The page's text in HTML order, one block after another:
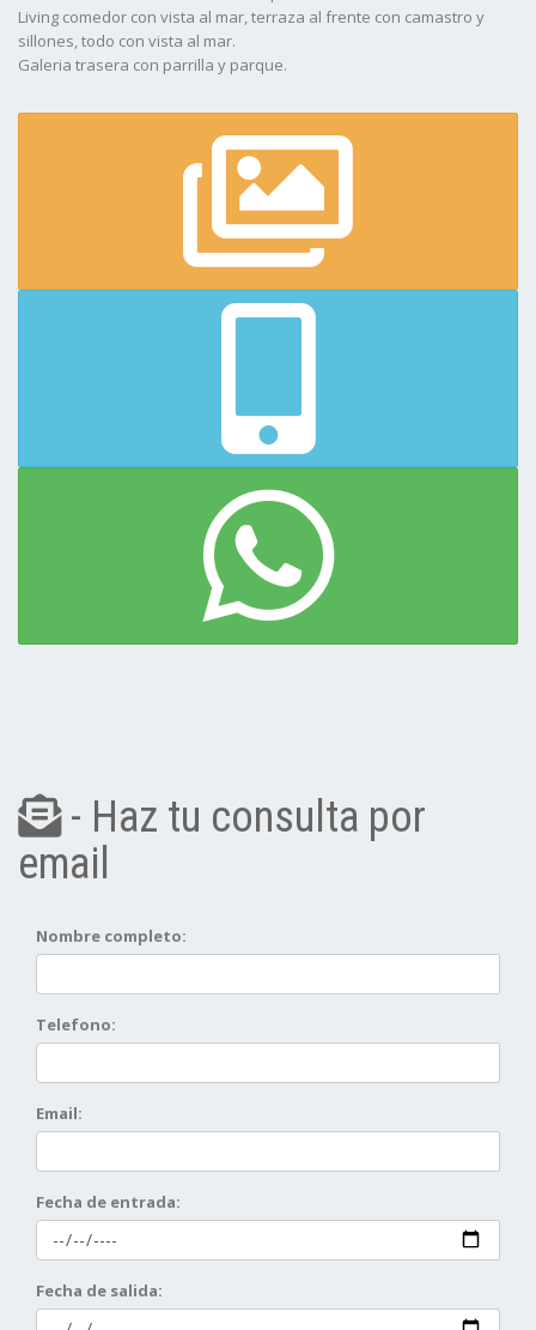
Living comedor con vista al mar, terraza al frente con camastro y
sillones, todo con vista al mar.
Galeria trasera con parrilla y parque.
Cocina con lavarropa, lavavajilla, licuadora, tostadora, cafetera,
microondas, vajilla para 12 personas, bien completa.
Reposeras, sombrilla. Ventanas en los dormitorios todo con
- Haz tu consulta por
email
Nombre completo:
Telefono:
Email:
Fecha de entrada:
Fecha de salida: